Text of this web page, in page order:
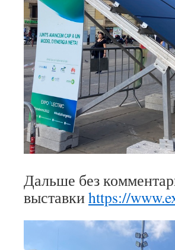
Дальше без
выставкиhttps://